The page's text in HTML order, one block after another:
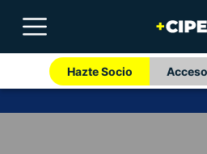
Hazte Socio